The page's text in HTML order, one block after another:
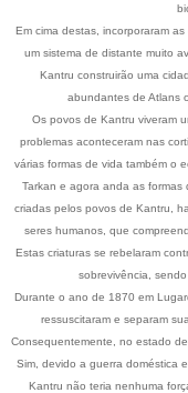
Em cima destas, incorporaram
um sistema de distante muito
Kantru construirão uma
abundantes de Atlans
Os povos de Kantru viveram
problemas aconteceram nas
várias formas de vida também o
Tarkan e agora anda as formas
criadas pelos povos de Kantru,
seres humanos, que
Estas criaturas se rebelaram
sobrevivência,
Durante o ano de 1870 em
ressuscitaram e separam
Consequentemente, no estado
Sim, devido a guerra doméstica
Kantru não teria nenhuma